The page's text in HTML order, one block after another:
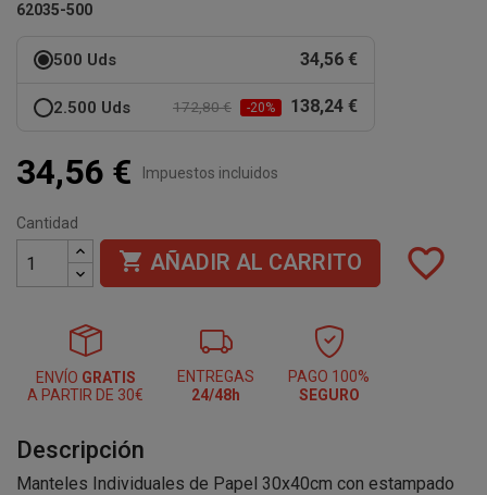
62035-500
500 Uds 34,56 €
2.500 Uds 172,80 € -20% 138,24 €
34,56 € Impuestos incluidos
Cantidad
 AÑADIR AL CARRITO favorite_border
ENVÍO GRATIS
A PARTIR DE 30€
ENTREGAS
24/48h
PAGO 100%
SEGURO
Descripción
Manteles Individuales de Papel 30x40cm con estampado